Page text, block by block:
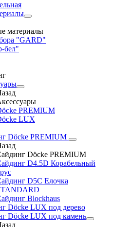
материалы
"GARD"
бел"
PREMIUM
LUX
Döcke PREMIUM
Döcke PREMIUM
D4.5D Корабельный
D5С Елочка
Blockhaus
Döcke LUX под дерево
Döcke LUX под камень